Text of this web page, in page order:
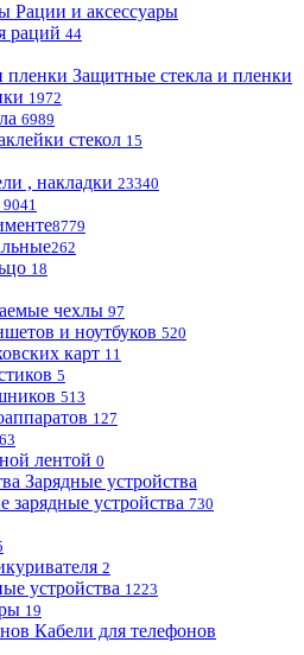
Рации и аксессуары
раций 44
Защитные стекла и пленки
1972
6989
стекол 15
, накладки 23340
9041
8779
262
18
чехлы 97
и ноутбуков 520
карт 11
5
513
127
63
лентой 0
Зарядные устройства
зарядные устройства 730
2
устройства 1223
19
Кабели для телефонов